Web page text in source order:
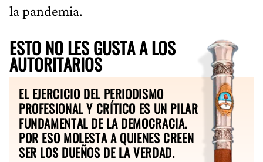
la pandemia.
ESTO NO LES GUSTA A LOS
AUTORITARIOS
EL EJERCICIO DEL PERIODISMO
PROFESIONAL Y CRÍTICO ES UN PILAR
FUNDAMENTAL DE LA DEMOCRACIA.
POR ESO MOLESTA A QUIENES CREEN
SER LOS DUEÑOS DE LA VERDAD.